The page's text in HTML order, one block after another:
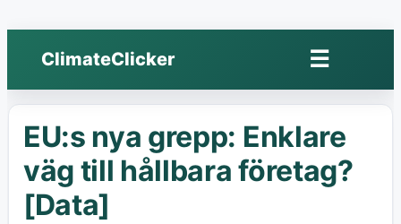
ClimateClicker ☰Öppna
meny
EU:s nya grepp: Enklare
väg till hållbara företag?
[Data]